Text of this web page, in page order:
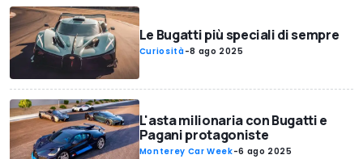
Le Bugatti più speciali di sempre
Curiosità-8 ago 2025
L'asta milionaria con Bugatti e
Pagani protagoniste
Monterey Car Week-6 ago 2025